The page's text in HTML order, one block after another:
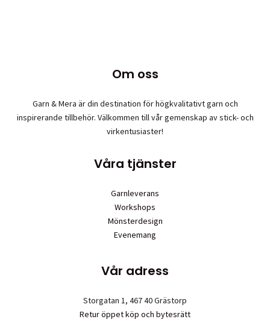
kan
väljas
Om oss
Garn & Mera är din destination för högkvalitativt garn och
inspirerande tillbehör. Välkommen till vår gemenskap av stick- och
virkentusiaster!
Våra tjänster
Garnleverans
Workshops
Mönsterdesign
Evenemang
Vår adress
Storgatan 1, 467 40 Grästorp
Retur öppet köp och bytesrätt